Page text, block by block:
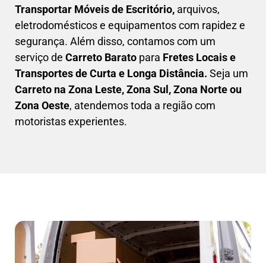
Transportar Móveis de Escritório, arquivos,
eletrodomésticos e equipamentos com rapidez e
segurança. Além disso, contamos com um
serviço de Carreto Barato para Fretes Locais e
Transportes de Curta e Longa Distância. Seja um
Carreto na Zona Leste, Zona Sul, Zona Norte ou
Zona Oeste, atendemos toda a região com
motoristas experientes.